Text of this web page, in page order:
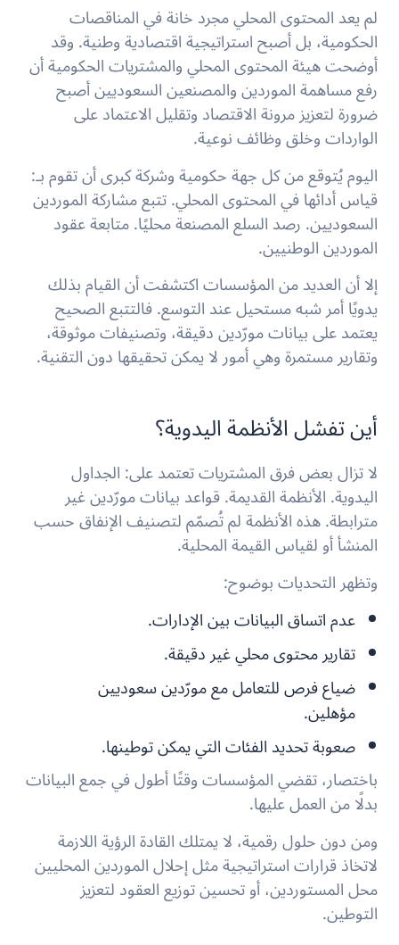
لم يعد المحتوى المحلي مجرد خانة في المناقصات
الحكومية، بل أصبح استراتيجية اقتصادية وطنية. وقد
أوضحت هيئة المحتوى المحلي والمشتريات الحكومية أن
رفع مساهمة الموردين والمصنعين السعوديين أصبح
ضرورة لتعزيز مرونة الاقتصاد وتقليل الاعتماد على
الواردات وخلق وظائف نوعية.
اليوم يُتوقع من كل جهة حكومية وشركة كبرى أن تقوم بـ:
قياس أدائها في المحتوى المحلي. تتبع مشاركة الموردين
السعوديين. رصد السلع المصنعة محليًا. متابعة عقود
الموردين الوطنيين.
إلا أن العديد من المؤسسات اكتشفت أن القيام بذلك
يدويًا أمر شبه مستحيل عند التوسع. فالتتبع الصحيح
يعتمد على بيانات مورّدين دقيقة، وتصنيفات موثوقة،
وتقارير مستمرة وهي أمور لا يمكن تحقيقها دون التقنية.
أين تفشل الأنظمة اليدوية؟
لا تزال بعض فرق المشتريات تعتمد على: الجداول
اليدوية. الأنظمة القديمة. قواعد بيانات مورّدين غير
مترابطة. هذه الأنظمة لم تُصمّم لتصنيف الإنفاق حسب
المنشأ أو لقياس القيمة المحلية.
وتظهر التحديات بوضوح:
عدم اتساق البيانات بين الإدارات.
تقارير محتوى محلي غير دقيقة.
ضياع فرص للتعامل مع مورّدين سعوديين
مؤهلين.
صعوبة تحديد الفئات التي يمكن توطينها.
باختصار، تقضي المؤسسات وقتًا أطول في جمع البيانات
بدلًا من العمل عليها.
ومن دون حلول رقمية، لا يمتلك القادة الرؤية اللازمة
لاتخاذ قرارات استراتيجية مثل إحلال الموردين المحليين
محل المستوردين، أو تحسين توزيع العقود لتعزيز
التوطين.